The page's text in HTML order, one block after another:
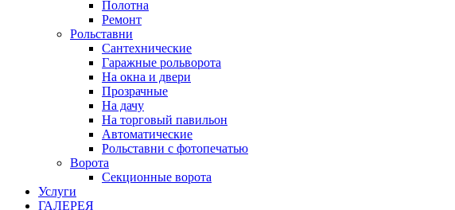
Полотна
Ремонт
Рольставни
Сантехнические
Гаражные рольворота
На окна и двери
Прозрачные
На дачу
На торговый павильон
Автоматические
Рольставни с фотопечатью
Ворота
Секционные ворота
Услуги
ГАЛЕРЕЯ